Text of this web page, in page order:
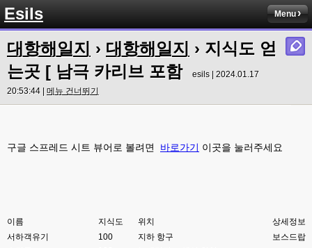
Esils Menu
대항해일지 › 대항해일지 › 지식도 얻
는곳 [ 남극 카리브 포함
esils | 2024.01.17
20:53:44 | 메뉴 건너뛰기
구글 스프레드 시트 뷰어로 볼려면 바로가기 이곳을 눌러주세요
이름 지식도 위치
상세정보
서하객유기
100 지하 항구
보스드랍
esils 00:00
다른기능은 다 잘 작동중이니 털썩 ...
고게임77
아녀요 하실꺼 하셔도 되요 ㅋ
워드프레스는 영 손에 안맞고 ..